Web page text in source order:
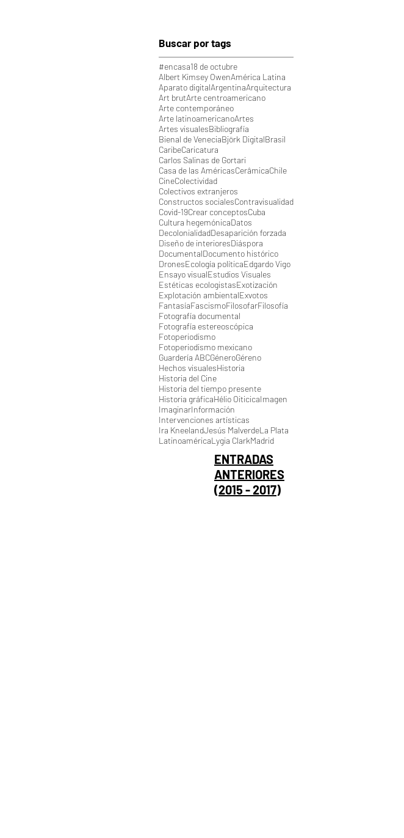
Buscar por tags
#encasa18 de octubre
Albert Kimsey OwenAmérica Latina
Aparato digitalArgentinaArquitectura
Art brutArte centroamericano
Arte contemporáneo
Arte latinoamericanoArtes
Artes visualesBibliografía
Bienal de VeneciaBjörk DigitalBrasil
CaribeCaricatura
Carlos Salinas de Gortari
Casa de las AméricasCerâmicaChile
CineColectividad
Colectivos extranjeros
Constructos socialesContravisualidad
Covid-19Crear conceptosCuba
Cultura hegemónicaDatos
DecolonialidadDesaparición forzada
Diseño de interioresDiáspora
DocumentalDocumento histórico
DronesEcología políticaEdgardo Vigo
Ensayo visualEstudios Visuales
Estéticas ecologistasExotización
Explotación ambientalExvotos
FantasíaFascismoFilosofarFilosofía
Fotografía documental
Fotografía estereoscópica
Fotoperiodismo
Fotoperiodismo mexicano
Guardería ABCGéneroGéreno
Hechos visualesHistoria
Historia del Cine
Historia del tiempo presente
Historia gráficaHélio OiticicaImagen
ImaginarInformación
Intervenciones artísticas
Ira KneelandJesús MalverdeLa Plata
LatinoaméricaLygia ClarkMadrid
ENTRADAS
ANTERIORES
(2015 - 2017)